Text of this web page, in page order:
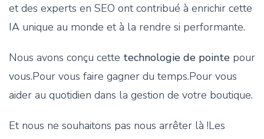
et des experts en SEO ont contribué à enrichir cette
IA unique au monde et à la rendre si performante.
Nous avons conçu cette technologie de pointe pour
vous.Pour vous faire gagner du temps.Pour vous
aider au quotidien dans la gestion de votre boutique.
Et nous ne souhaitons pas nous arrêter là !Les